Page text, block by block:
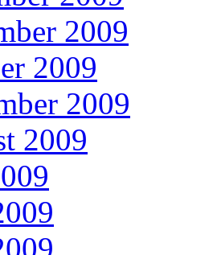
2009
2009
2009
2009